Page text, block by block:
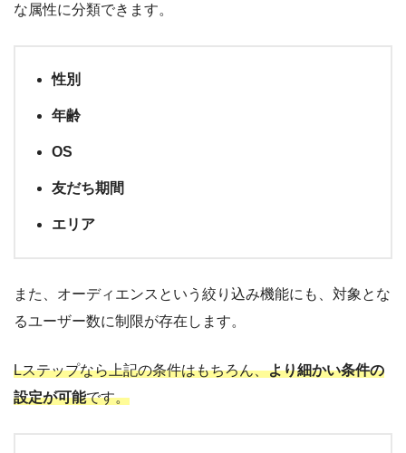
な属性に分類できます。
性別
年齢
OS
友だち期間
エリア
また、オーディエンスという絞り込み機能にも、対象とな
るユーザー数に制限が存在します。
Lステップなら上記の条件はもちろん、より細かい条件の
設定が可能です。